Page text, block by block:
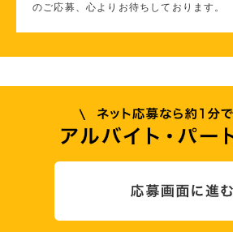
のご応募、心よりお待ちしております。